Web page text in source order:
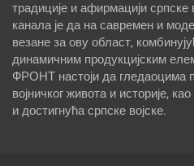
традиције и афирмацији
канала је да на савремен и
везане за ову област,
динамичним продукцијским
ФРОНТ настоји да гледаоцима
војничког живота и историје,
и достигнућа српске војске.